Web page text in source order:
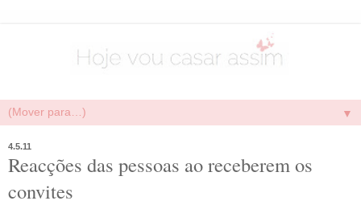
▼
4.5.11
Reacções das pessoas ao receberem os
convites